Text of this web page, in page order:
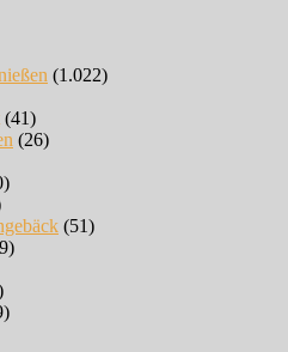
(1.022)
(41)
(26)
(51)